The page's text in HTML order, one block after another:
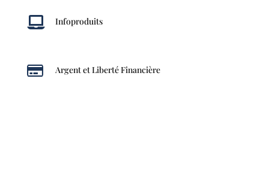
 Infoproduits
 Argent et Liberté Financière